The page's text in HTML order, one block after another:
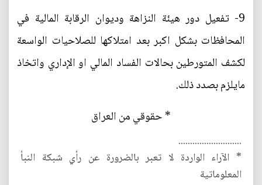
9- تفعيل دور هيئة النزاهة وديوان الرقابة المالية في
المحافظات بشكل اكبر بعد امتلاكها للصلاحيات الواسعة
لكشف المتورطين بحالات الفساد المالي او الإداري واتخاذ
مايلزم بصدد ذلك.
* حقوقي من العراق
...........................
* الآراء الواردة لا تعبر بالضرورة عن رأي شبكة النبأ
المعلوماتية